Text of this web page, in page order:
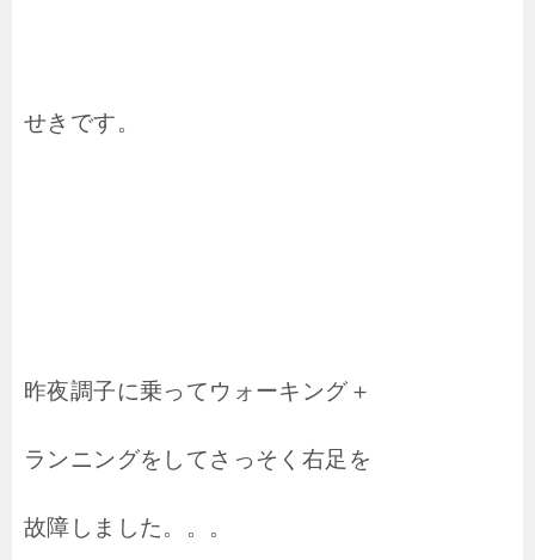
せきです。
昨夜調子に乗ってウォーキング＋
ランニングをしてさっそく右足を
故障しました。。。